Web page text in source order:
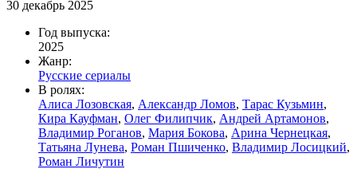
30 декабрь 2025
Год выпуска:
2025
Жанр:
Русские сериалы
В ролях:
Алиса Лозовская, Александр Ломов, Тарас Кузьмин,
Кира Кауфман, Олег Филипчик, Андрей Артамонов,
Владимир Роганов, Мария Бокова, Арина Чернецкая,
Татьяна Лунева, Роман Пшиченко, Владимир Лосицкий,
Роман Личутин